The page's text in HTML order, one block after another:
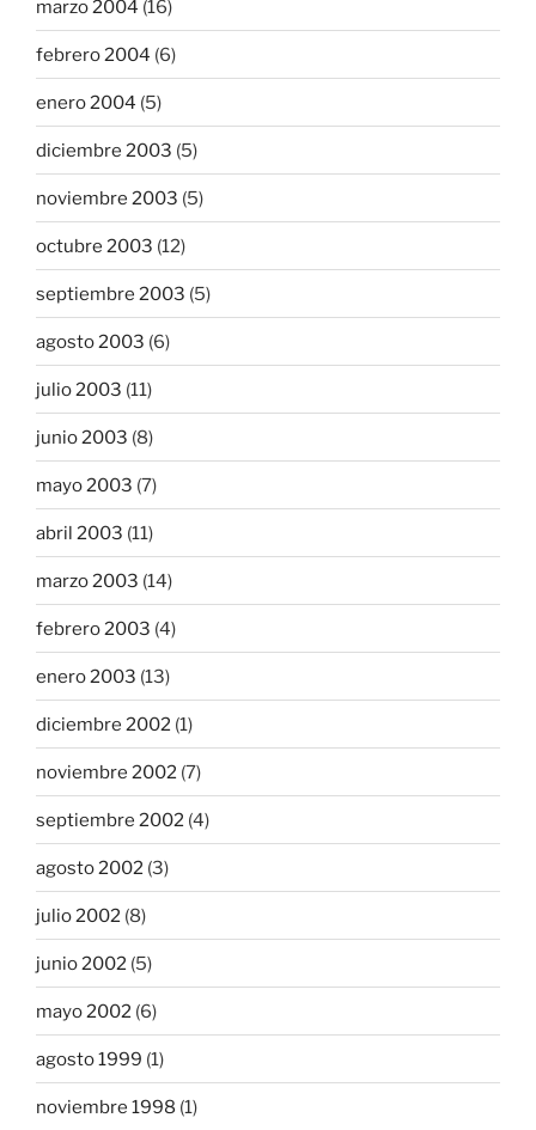
marzo 2004 (16)
febrero 2004 (6)
enero 2004 (5)
diciembre 2003 (5)
noviembre 2003 (5)
octubre 2003 (12)
septiembre 2003 (5)
agosto 2003 (6)
julio 2003 (11)
junio 2003 (8)
mayo 2003 (7)
abril 2003 (11)
marzo 2003 (14)
febrero 2003 (4)
enero 2003 (13)
diciembre 2002 (1)
noviembre 2002 (7)
septiembre 2002 (4)
agosto 2002 (3)
julio 2002 (8)
junio 2002 (5)
mayo 2002 (6)
agosto 1999 (1)
noviembre 1998 (1)